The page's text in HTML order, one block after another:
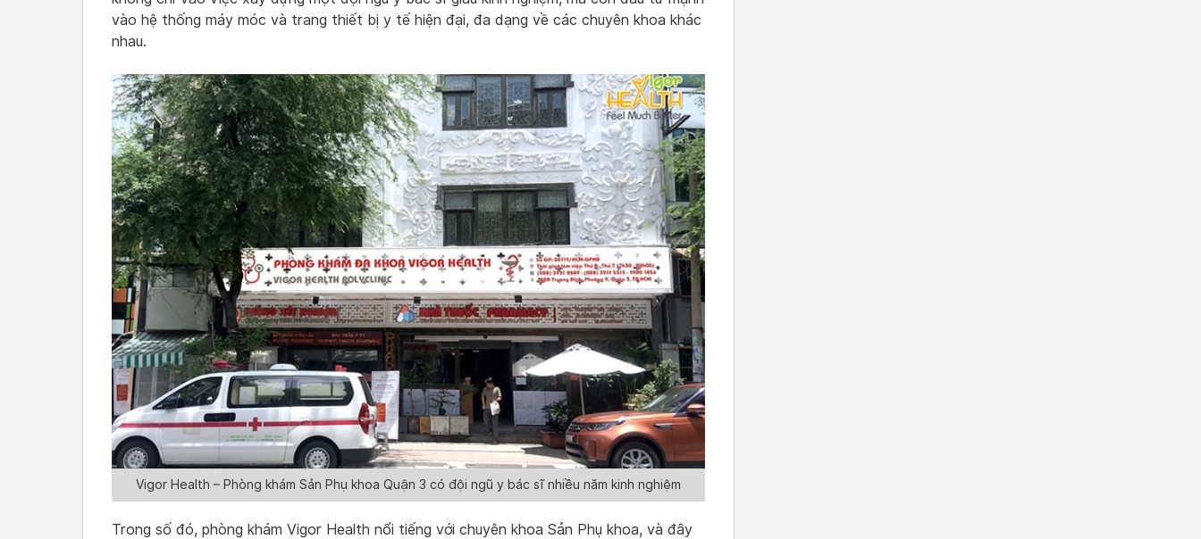
vào hệ thống máy móc và trang thiết bị y tế hiện đại, đa dạng về các chuyên khoa khác
nhau.
Vigor Health – Phòng khám Sản Phụ khoa Quận 3 có đội ngũ y bác sĩ nhiều năm kinh nghiệm
Trong số đó, phòng khám Vigor Health nổi tiếng với chuyên khoa Sản Phụ khoa, và đây